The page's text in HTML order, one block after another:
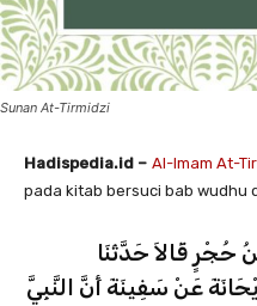
Sunan At-Tirmidzi
Hadispedia.id – Al-Imam At-
pada kitab bersuci bab wudhu
حُجْرٍ قَالاَ حَدَّثَنَا
عَنْ سَفِينَةَ أَنَّ النَّبِيَّ